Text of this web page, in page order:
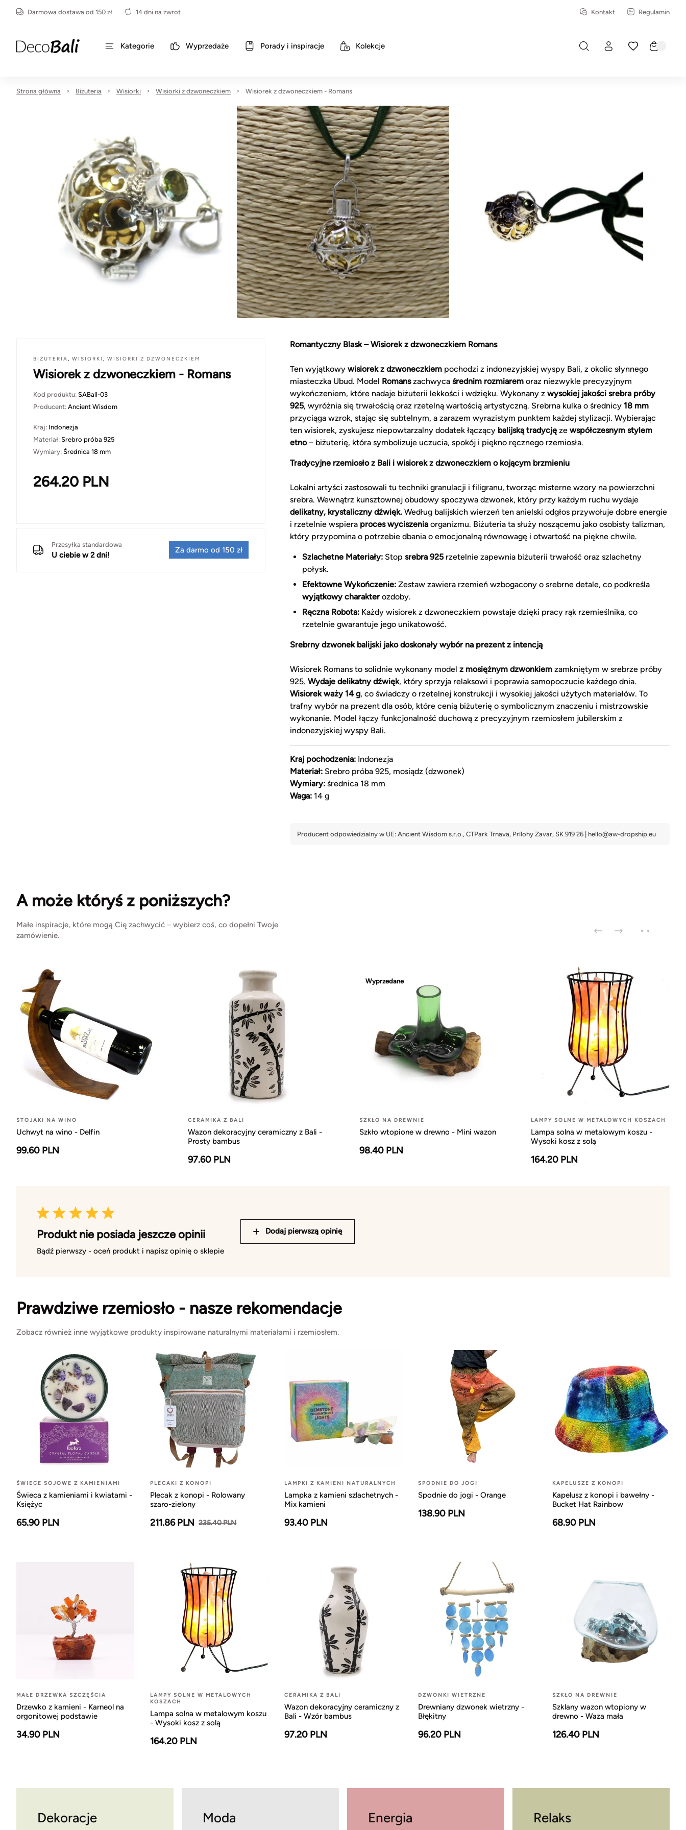
Darmowa dostawa od 150 zł 14 dni na zwrot Kontakt Regulamin
Kategorie Wyprzedaże Porady i inspiracje Kolekcje
Strona główna Biżuteria Wisiorki Wisiorki z dzwoneczkiem Wisiorek z dzwoneczkiem - Romans
BIŻUTERIA, WISIORKI , WISIORKI Z DZWONECZKIEM
Wisiorek z dzwoneczkiem - Romans
Kod produktu: SABall-03
Producent: Ancient Wisdom
Kraj: Indonezja
Materiał: Srebro próba 925
Wymiary: Średnica 18 mm
264.20 PLN
Przesyłka standardowa
U ciebie w 2 dni!
Za darmo od 150 zł
Romantyczny Blask – Wisiorek z dzwoneczkiem Romans
Ten wyjątkowy wisiorek z dzwoneczkiem pochodzi z indonezyjskiej wyspy Bali, z okolic słynnego
miasteczka Ubud. Model Romanszachwyca średnim rozmiarem oraz niezwykle precyzyjnym
wykończeniem, które nadaje biżuterii lekkości i wdzięku. Wykonany z wysokiej jakości srebra próby
925, wyróżnia się trwałością oraz rzetelną wartością artystyczną. Srebrna kulka o średnicy 18 mm
przyciąga wzrok, stając się subtelnym, a zarazem wyrazistym punktem każdej stylizacji. Wybierając
ten wisiorek, zyskujesz niepowtarzalny dodatek łączący balijską tradycję ze współczesnym stylem
etno– biżuterię, która symbolizuje uczucia, spokój i piękno ręcznego rzemiosła.
Tradycyjne rzemiosło z Bali i wisiorek z dzwoneczkiem o kojącym brzmieniu
Lokalni artyści zastosowali tu techniki granulacji i filigranu, tworząc misterne wzory na powierzchni
srebra. Wewnątrz kunsztownej obudowy spoczywa dzwonek, który przy każdym ruchu wydaje
delikatny, krystaliczny dźwięk. Według balijskich wierzeń ten anielski odgłos przywołuje dobre energie
i rzetelnie wspiera proces wyciszenia organizmu. Biżuteria ta służy noszącemu jako osobisty talizman,
który przypomina o potrzebie dbania o emocjonalną równowagę i otwartość na piękne chwile.
Szlachetne Materiały: Stop srebra 925rzetelnie zapewnia biżuterii trwałość oraz szlachetny
połysk.
Efektowne Wykończenie: Zestaw zawiera rzemień wzbogacony o srebrne detale, co podkreśla
wyjątkowy charakter ozdoby.
Ręczna Robota: Każdy wisiorek z dzwoneczkiem powstaje dzięki pracy rąk rzemieślnika, co
rzetelnie gwarantuje jego unikatowość.
Srebrny dzwonek balijski jako doskonały wybór na prezent z intencją
Wisiorek Romans to solidnie wykonany model z mosiężnym dzwonkiem zamkniętym w srebrze próby
925. Wydaje delikatny dźwięk, który sprzyja relaksowi i poprawia samopoczucie każdego dnia.
Wisiorek waży 14 g, co świadczy o rzetelnej konstrukcji i wysokiej jakości użytych materiałów. To
trafny wybór na prezent dla osób, które cenią biżuterię o symbolicznym znaczeniu i mistrzowskie
wykonanie. Model łączy funkcjonalność duchową z precyzyjnym rzemiosłem jubilerskim z
indonezyjskiej wyspy Bali.
Kraj pochodzenia: Indonezja
Materiał: Srebro próba 925, mosiądz (dzwonek)
Wymiary: średnica 18 mm
Waga: 14 g
A może któryś z poniższych?
Małe inspiracje, które mogą Cię zachwycić – wybierz coś, co dopełni Twoje
zamówienie.
STOJAKI NA WINO
Uchwyt na wino - Delfin
99.60 PLN
CERAMIKA Z BALI
Wazon dekoracyjny ceramiczny z Bali -
Prosty bambus
97.60 PLN
Wyprzedane
SZKŁO NA DREWNIE
Szkło wtopione w drewno - Mini wazon
98.40 PLN
LAMPY SOLNE W METALOWYCH KOSZACH
Lampa solna w metalowym koszu -
Wysoki kosz z solą
164.20 PLN
Produkt nie posiada jeszcze opinii
Bądź pierwszy - oceń produkt i napisz opinię o sklepie
Dodaj pierwszą opinię
Prawdziwe rzemiosło - nasze rekomendacje
Zobacz również inne wyjątkowe produkty inspirowane naturalnymi materiałami i rzemiosłem.
ŚWIECE SOJOWE Z KAMIENIAMI
Świeca z kamieniami i kwiatami -
Księżyc
65.90 PLN
PLECAKI Z KONOPI
Plecak z konopi - Rolowany
szaro-zielony
211.86 PLN 235.40 PLN
LAMPKI Z KAMIENI NATURALNYCH
Lampka z kamieni szlachetnych -
Mix kamieni
93.40 PLN
SPODNIE DO JOGI
Spodnie do jogi - Orange
138.90 PLN
KAPELUSZE Z KONOPI
Kapelusz z konopi i bawełny -
Bucket Hat Rainbow
68.90 PLN
MAŁE DRZEWKA SZCZĘŚCIA
Drzewko z kamieni - Karneol na
orgonitowej podstawie
34.90 PLN
LAMPY SOLNE W METALOWYCH
KOSZACH
Lampa solna w metalowym koszu
- Wysoki kosz z solą
164.20 PLN
CERAMIKA Z BALI
Wazon dekoracyjny ceramiczny z
Bali - Wzór bambus
97.20 PLN
DZWONKI WIETRZNE
Drewniany dzwonek wietrzny -
Błękitny
96.20 PLN
SZKŁO NA DREWNIE
Szklany wazon wtopiony w
drewno - Waza mała
126.40 PLN
Dekoracje Moda Energia Relaks